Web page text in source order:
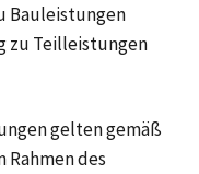
Bauleistungen
zu Teilleistungen
gelten gemäß
des